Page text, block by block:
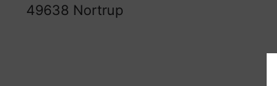
49638 Nortrup